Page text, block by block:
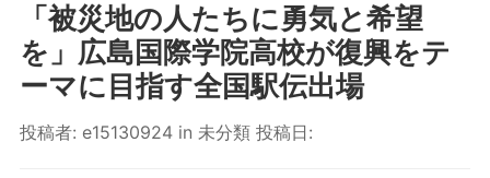
「被災地の人たちに勇気と希望
を」広島国際学院高校が復興をテ
ーマに目指す全国駅伝出場
投稿者: e15130924 in 未分類投稿日: